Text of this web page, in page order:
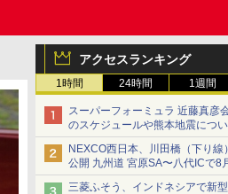
アクセスランキング
1時間 24時間 1週間
スーパーフォーミュラ 近藤真彦
のスケジュールや熊本地震につ
を紹介
NEXCO西日本、川田橋（下り線
公開 九州道 宮原SA〜八代ICで8
車両を通行可能に
三菱ふそう、インドネシアで新